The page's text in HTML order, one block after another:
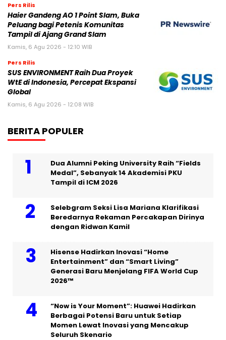
Pers Rilis
Haier Gandeng AO 1 Point Slam, Buka
Peluang bagi Petenis Komunitas
Tampil di Ajang Grand Slam
Kamis, 6 Agu 2026 - 12:10 WIB
Pers Rilis
SUS ENVIRONMENT Raih Dua Proyek
WtE di Indonesia, Percepat Ekspansi
Global
Kamis, 6 Agu 2026 - 12:08 WIB
BERITA POPULER
Dua Alumni Peking University Raih “Fields
Medal”, Sebanyak 14 Akademisi PKU
Tampil di ICM 2026
Selebgram Seksi Lisa Mariana Klarifikasi
Beredarnya Rekaman Percakapan Dirinya
dengan Ridwan Kamil
Hisense Hadirkan Inovasi “Home
Entertainment” dan “Smart Living”
Generasi Baru Menjelang FIFA World Cup
2026™
“Now is Your Moment”: Huawei Hadirkan
Berbagai Potensi Baru untuk Setiap
Momen Lewat Inovasi yang Mencakup
Seluruh Skenario